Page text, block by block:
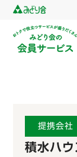
提携会社
積水ハ